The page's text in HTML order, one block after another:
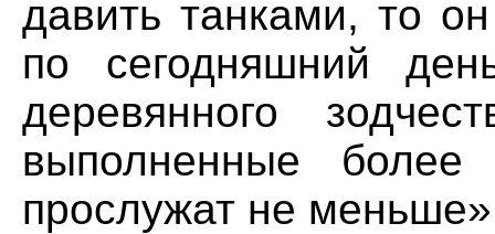
давить танками, то
по сегодняшний
деревянного
выполненные более
прослужат не